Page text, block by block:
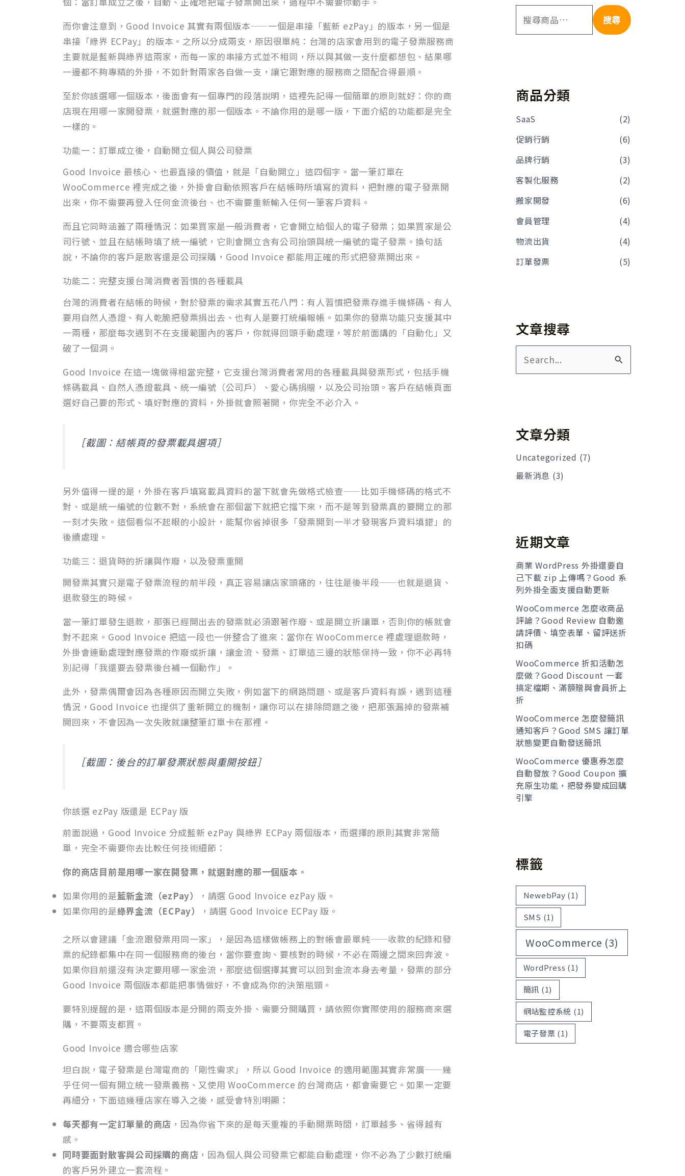
而你會注意到，Good Invoice 其實有兩個版本——一個是串接「藍新 ezPay」的版本，另一個是
串接「綠界 ECPay」的版本。之所以分成兩支，原因很單純：台灣的店家會用到的電子發票服務商
主要就是藍新與綠界這兩家，而每一家的串接方式並不相同，所以與其做一支什麼都想包、結果哪
一邊都不夠專精的外掛，不如針對兩家各自做一支，讓它跟對應的服務商之間配合得最順。
至於你該選哪一個版本，後面會有一個專門的段落說明，這裡先記得一個簡單的原則就好：你的商
店現在用哪一家開發票，就選對應的那一個版本。不論你用的是哪一版，下面介紹的功能都是完全
一樣的。
功能一：訂單成立後，自動開立個人與公司發票
Good Invoice 最核心、也最直接的價值，就是「自動開立」這四個字。當一筆訂單在
WooCommerce 裡完成之後，外掛會自動依照客戶在結帳時所填寫的資料，把對應的電子發票開
出來，你不需要再登入任何金流後台、也不需要重新輸入任何一筆客戶資料。
而且它同時涵蓋了兩種情況：如果買家是一般消費者，它會開立給個人的電子發票；如果買家是公
司行號、並且在結帳時填了統一編號，它則會開立含有公司抬頭與統一編號的電子發票。換句話
說，不論你的客戶是散客還是公司採購，Good Invoice 都能用正確的形式把發票開出來。
功能二：完整支援台灣消費者習慣的各種載具
台灣的消費者在結帳的時候，對於發票的需求其實五花八門：有人習慣把發票存進手機條碼、有人
要用自然人憑證、有人乾脆把發票捐出去、也有人是要打統編報帳。如果你的發票功能只支援其中
一兩種，那麼每次遇到不在支援範圍內的客戶，你就得回頭手動處理，等於前面講的「自動化」又
破了一個洞。
Good Invoice 在這一塊做得相當完整，它支援台灣消費者常用的各種載具與發票形式，包括手機
條碼載具、自然人憑證載具、統一編號（公司戶）、愛心碼捐贈，以及公司抬頭。客戶在結帳頁面
選好自己要的形式、填好對應的資料，外掛就會照著開，你完全不必介入。
［截圖：結帳頁的發票載具選項］
另外值得一提的是，外掛在客戶填寫載具資料的當下就會先做格式檢查——比如手機條碼的格式不
對、或是統一編號的位數不對，系統會在那個當下就把它擋下來，而不是等到發票真的要開立的那
一刻才失敗。這個看似不起眼的小設計，能幫你省掉很多「發票開到一半才發現客戶資料填錯」的
後續處理。
功能三：退貨時的折讓與作廢，以及發票重開
開發票其實只是電子發票流程的前半段，真正容易讓店家頭痛的，往往是後半段——也就是退貨、
退款發生的時候。
當一筆訂單發生退款，那張已經開出去的發票就必須跟著作廢、或是開立折讓單，否則你的帳就會
對不起來。Good Invoice 把這一段也一併整合了進來：當你在 WooCommerce 裡處理退款時，
外掛會連動處理對應發票的作廢或折讓，讓金流、發票、訂單這三邊的狀態保持一致，你不必再特
別記得「我還要去發票後台補一個動作」。
此外，發票偶爾會因為各種原因而開立失敗，例如當下的網路問題、或是客戶資料有誤，遇到這種
情況，Good Invoice 也提供了重新開立的機制，讓你可以在排除問題之後，把那張漏掉的發票補
開回來，不會因為一次失敗就讓整筆訂單卡在那裡。
［截圖：後台的訂單發票狀態與重開按鈕］
你該選 ezPay 版還是 ECPay 版
前面說過，Good Invoice 分成藍新 ezPay 與綠界 ECPay 兩個版本，而選擇的原則其實非常簡
單，完全不需要你去比較任何技術細節：
你的商店目前是用哪一家在開發票，就選對應的那一個版本。
如果你用的是藍新金流（ezPay）
，請選 Good Invoice ezPay 版。
如果你用的是綠界金流（ECPay） ，請選 Good Invoice ECPay 版。
之所以會建議「金流跟發票用同一家」，是因為這樣做帳務上的對帳會最單純——收款的紀錄和發
票的紀錄都集中在同一個服務商的後台，當你要查詢、要核對的時候，不必在兩邊之間來回奔波。
如果你目前還沒有決定要用哪一家金流，那麼這個選擇其實可以回到金流本身去考量，發票的部分
Good Invoice 兩個版本都能把事情做好，不會成為你的決策瓶頸。
要特別提醒的是，這兩個版本是分開的兩支外掛、需要分開購買，請依照你實際使用的服務商來選
購，不要兩支都買。
Good Invoice 適合哪些店家
坦白說，電子發票是台灣電商的「剛性需求」，所以 Good Invoice 的適用範圍其實非常廣——幾
乎任何一個有開立統一發票義務、又使用 WooCommerce 的台灣商店，都會需要它。如果一定要
再細分，下面這幾種店家在導入之後，感受會特別明顯：
每天都有一定訂單量的商店 ，因為你省下來的是每天重複的手動開票時間，訂單越多、省得越有
感。
同時要面對散客與公司採購的商店 ，因為個人與公司發票它都能自動處理，你不必為了少數打統編
的客戶另外建立一套流程。
搜尋
商品分類
SaaS
(2)
促銷行銷
(6)
品牌行銷
(3)
客製化服務
(2)
搬家開發
(6)
會員管理
(4)
物流出貨
(4)
訂單發票
(5)
文章搜尋
尋
字
:文章分類
Uncategorized (7)
最新消息 (3)
近期文章
商業 WordPress 外掛還要自
己下載 zip 上傳嗎？Good 系
列外掛全面支援自動更新
WooCommerce 怎麼收商品
評論？Good Review 自動邀
請評價、填空表單、留評送折
扣碼
WooCommerce 折扣活動怎
麼做？Good Discount 一套
搞定檔期、滿額贈與會員折上
折
WooCommerce 怎麼發簡訊
通知客戶？Good SMS 讓訂單
狀態變更自動發送簡訊
WooCommerce 優惠券怎麼
自動發放？Good Coupon 擴
充原生功能，把發券變成回購
引擎
標籤
NewebPay (1)
SMS (1)
WooCommerce (3)
WordPress (1)
簡訊 (1)
網站監控系統 (1)
電子發票 (1)